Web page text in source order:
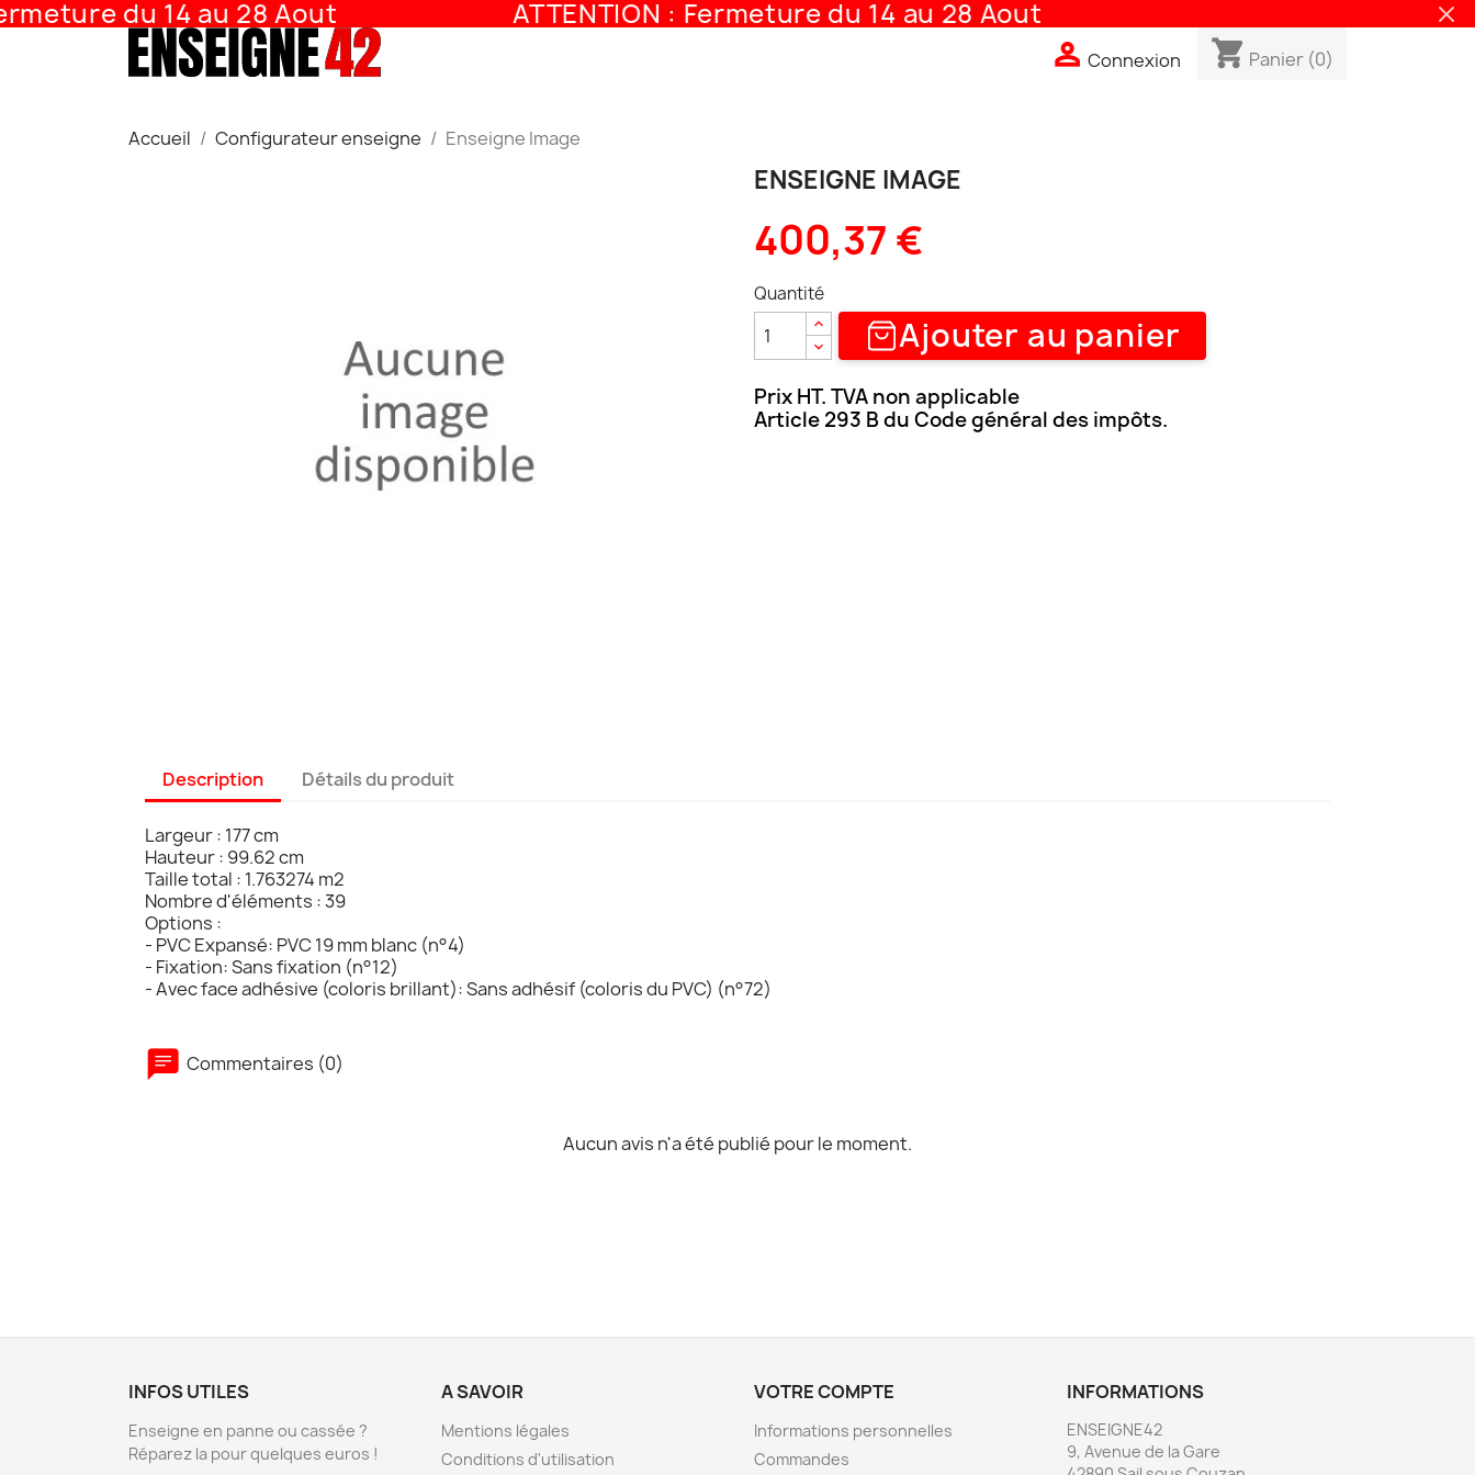
du 14 au 28 Aout ATTENTION : Fermeture du 14 au 28 Aout
 Connexion shopping_cart Panier (0)
Accueil Configurateur enseigne Enseigne Image
ENSEIGNE IMAGE
400,37 €
Quantité
Ajouter au panier
Prix HT. TVA non applicable
Article 293 B du Code général des impôts.
Description Détails du produit
Largeur : 177 cm
Hauteur : 99.62 cm
Taille total : 1.763274 m2
Nombre d'éléments : 39
Options :
- PVC Expansé: PVC 19 mm blanc (n°4)
- Fixation: Sans fixation (n°12)
- Avec face adhésive (coloris brillant): Sans adhésif (coloris du PVC) (n°72)
Commentaires (0)
Aucun avis n'a été publié pour le moment.
INFOS UTILES
Enseigne en panne ou cassée ?
Réparez la pour quelques euros !
A SAVOIR
Mentions légales
Conditions d'utilisation
VOTRE COMPTE
Informations personnelles
Commandes
INFORMATIONS
ENSEIGNE42
9, Avenue de la Gare